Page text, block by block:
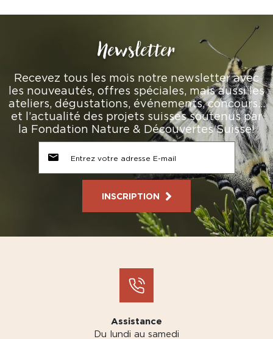
Newsletter
Recevez tous les mois notre newsletter avec
les nouveautés, offres spéciales, mais aussi les
ateliers, dégustations, événements, concours…
et l’actualité des projets suisses soutenus par
la Fondation Nature & Découvertes Suisse!
INSCRIPTION
Assistance
Du lundi au samedi